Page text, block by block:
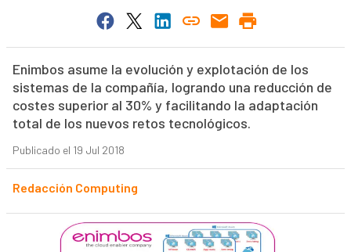
Enimbos asume la evolución y explotación de los
sistemas de la compañía, logrando una reducción de
costes superior al 30% y facilitando la adaptación
total de los nuevos retos tecnológicos.
Publicado el 19 Jul 2018
Redacción Computing